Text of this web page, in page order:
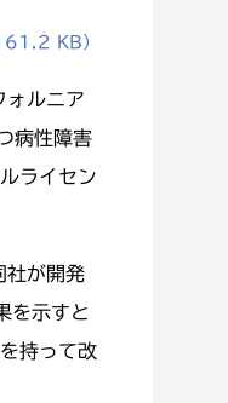
KB）
ォルニア
病性障害
ライセン
社が開発
を示すと
持って改